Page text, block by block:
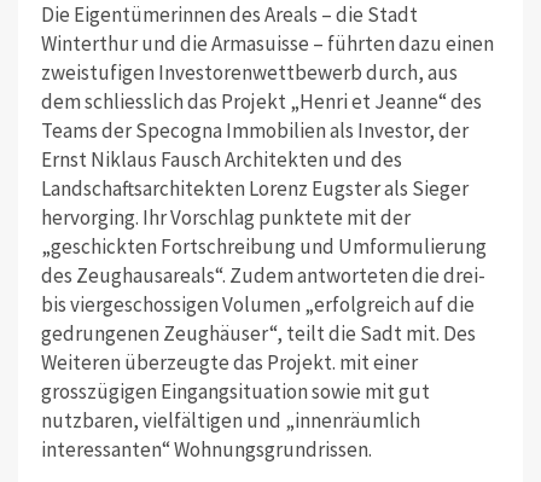
Die Eigentümerinnen des Areals – die Stadt
Winterthur und die Armasuisse – führten dazu einen
zweistufigen Investorenwettbewerb durch, aus
dem schliesslich das Projekt „Henri et Jeanne“ des
Teams der Specogna Immobilien als Investor, der
Ernst Niklaus Fausch Architekten und des
Landschaftsarchitekten Lorenz Eugster als Sieger
hervorging. Ihr Vorschlag punktete mit der
„geschickten Fortschreibung und Umformulierung
des Zeughausareals“. Zudem antworteten die drei-
bis viergeschossigen Volumen „erfolgreich auf die
gedrungenen Zeughäuser“, teilt die Sadt mit. Des
Weiteren überzeugte das Projekt. mit einer
grosszügigen Eingangsituation sowie mit gut
nutzbaren, vielfältigen und „innenräumlich
interessanten“ Wohnungsgrundrissen.